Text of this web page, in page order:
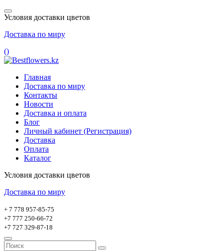
Условия доставки цветов
Доставка по миру
()
Главная
Доставка по миру
Контакты
Новости
Доставка и оплата
Блог
Личный кабинет (Регистрация)
Доставка
Оплата
Каталог
Условия доставки цветов
Доставка по миру
+ 7 778 957-85-75
+7 777 250-66-72
+7 727 329-87-18